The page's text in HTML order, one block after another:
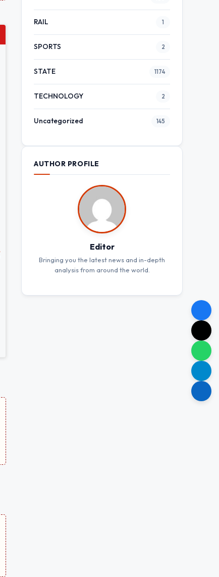
RAIL 1
SPORTS 2
STATE 1174
TECHNOLOGY 2
Uncategorized 145
AUTHOR PROFILE
Editor
Bringing you the latest news and in-depth
analysis from around the world.